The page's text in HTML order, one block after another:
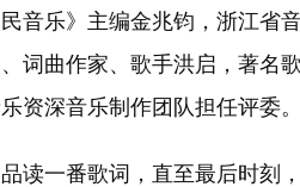
乐》主编金兆钧，浙江省
词曲作家、歌手洪启，著名
资深音乐制作团队担任评委。
一番歌词，直至最后时刻